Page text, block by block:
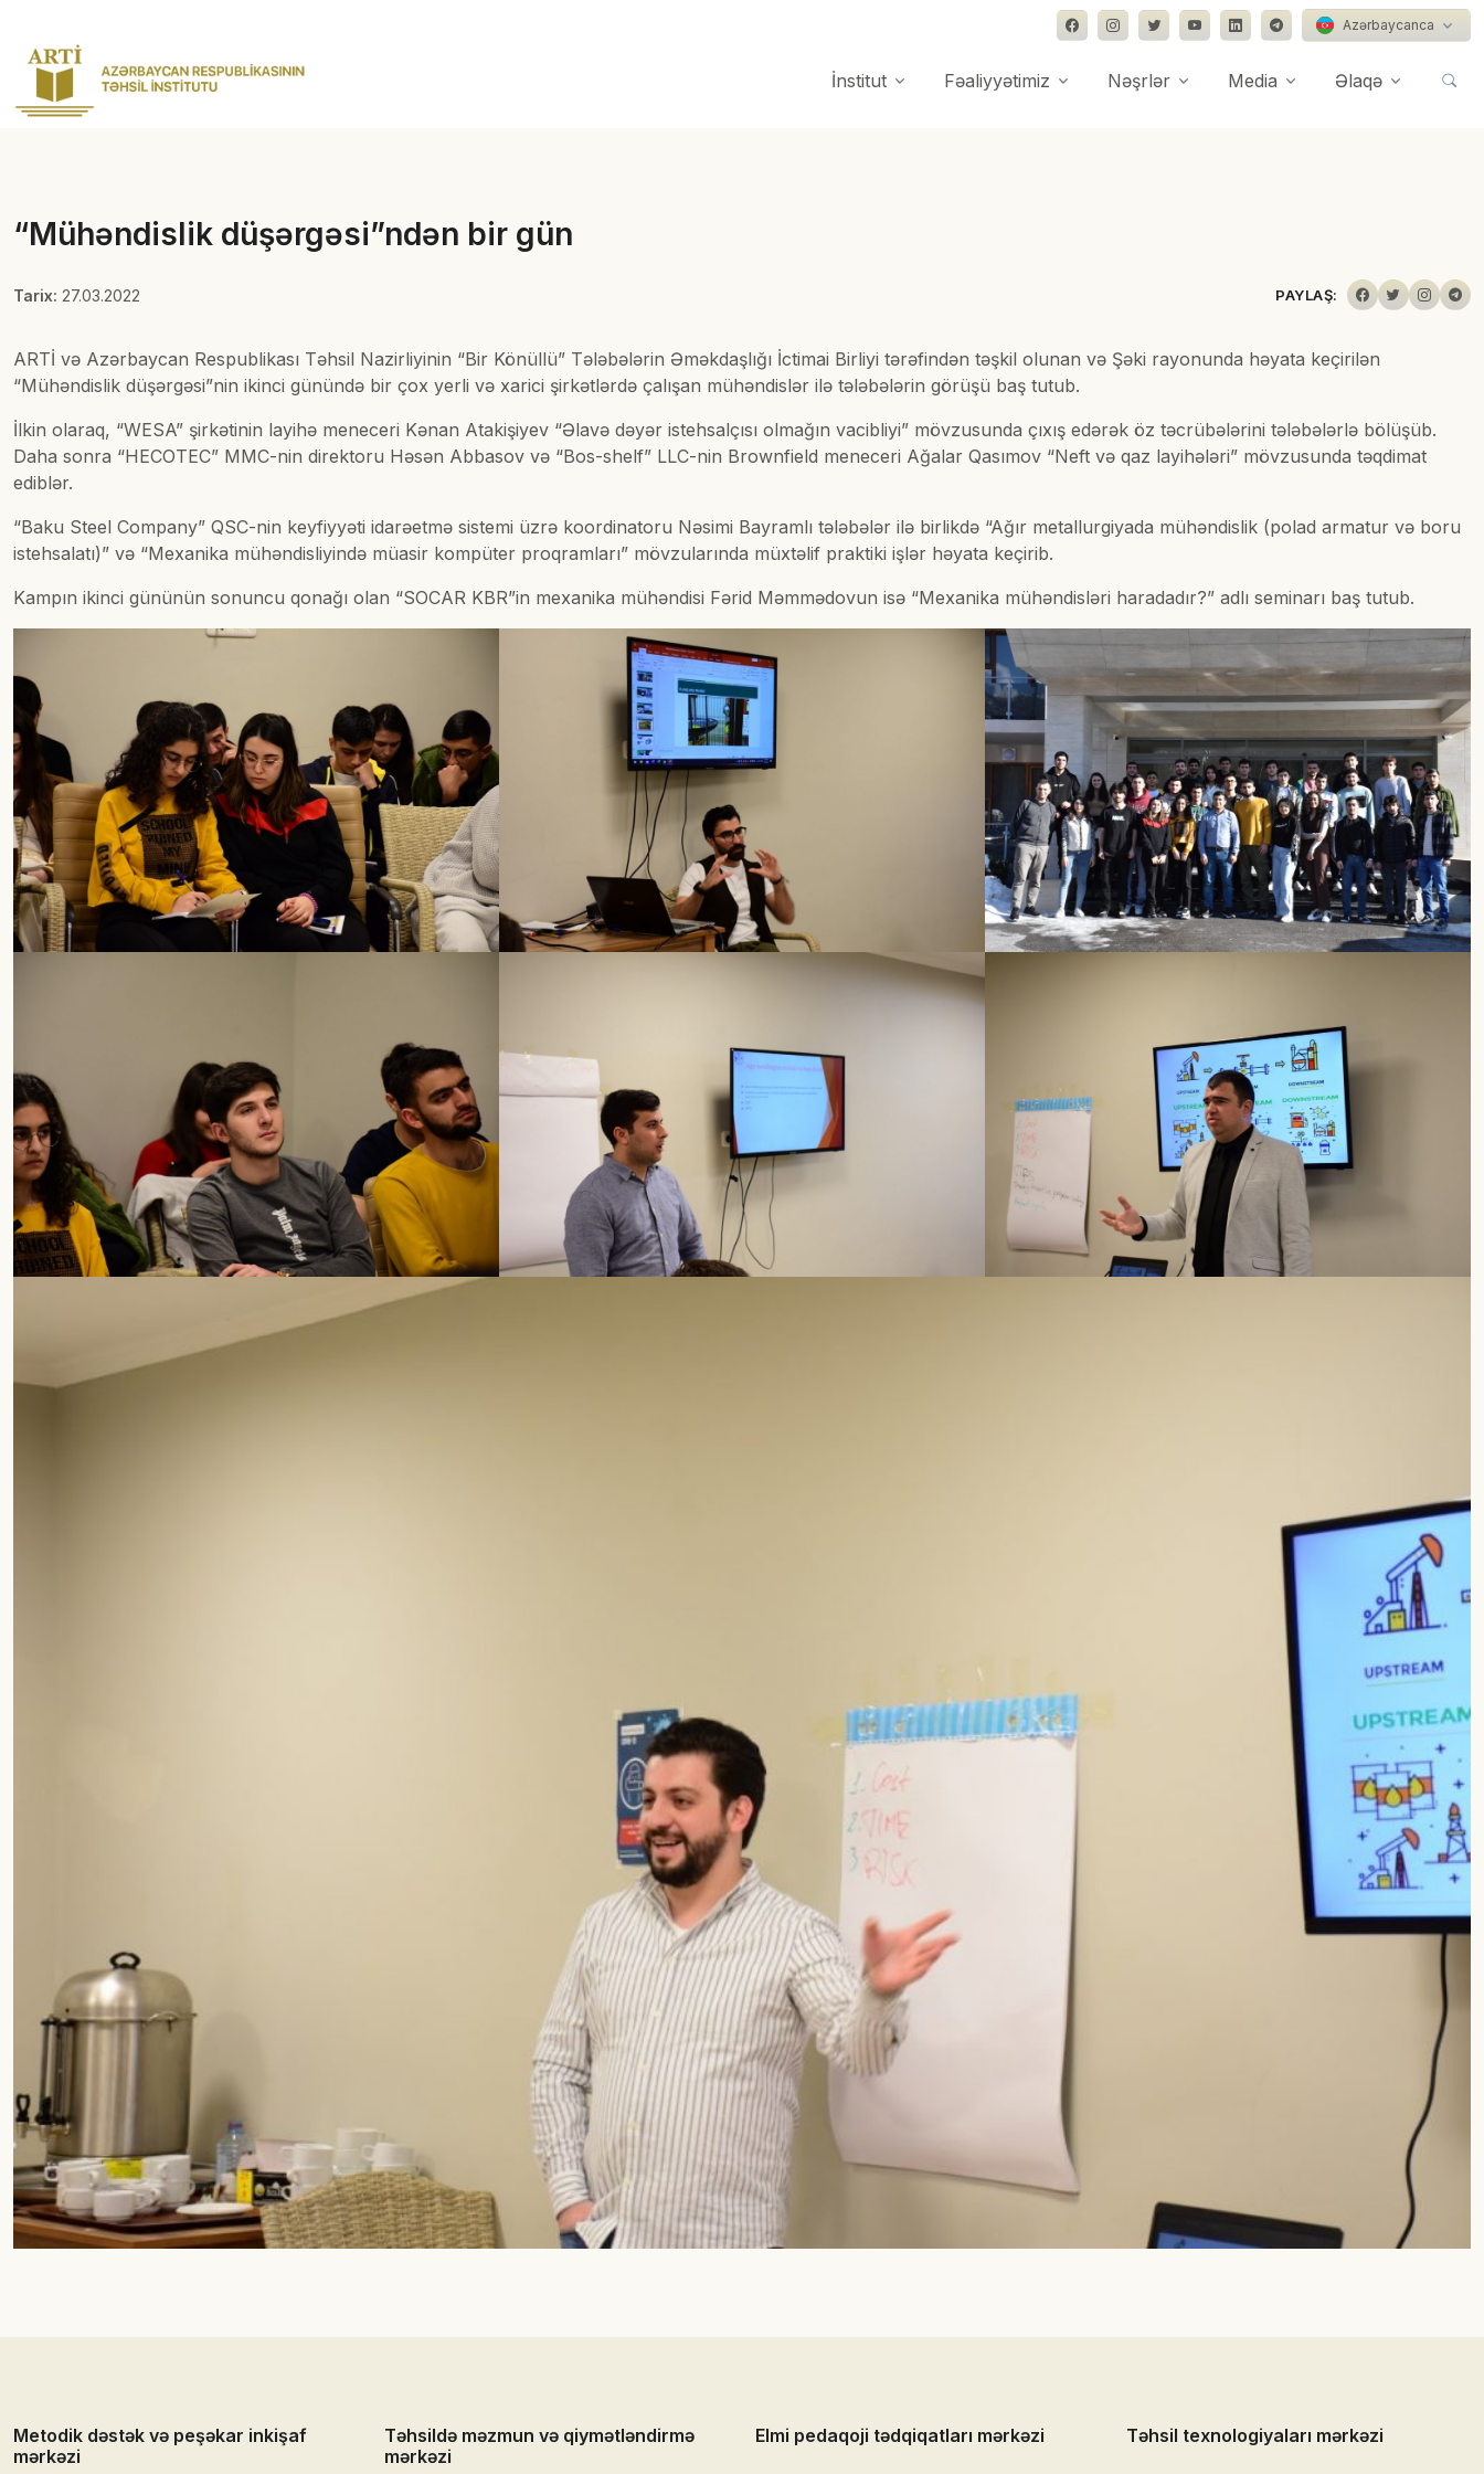
Azərbaycanca
İnstitut Fəaliyyətimiz Nəşrlər Media Əlaqə
“Mühəndislik düşərgəsi”ndən bir gün
Tarix: 27.03.2022 PAYLAŞ:
ARTİ və Azərbaycan Respublikası Təhsil Nazirliyinin “Bir Könüllü” Tələbələrin Əməkdaşlığı İctimai Birliyi tərəfindən təşkil olunan və Şəki rayonunda həyata keçirilən
“Mühəndislik düşərgəsi”nin ikinci günündə bir çox yerli və xarici şirkətlərdə çalışan mühəndislər ilə tələbələrin görüşü baş tutub.
İlkin olaraq, “WESA” şirkətinin layihə meneceri Kənan Atakişiyev “Əlavə dəyər istehsalçısı olmağın vacibliyi” mövzusunda çıxış edərək öz təcrübələrini tələbələrlə bölüşüb.
Daha sonra “HECOTEC” MMC-nin direktoru Həsən Abbasov və “Bos-shelf” LLC-nin Brownfield meneceri Ağalar Qasımov “Neft və qaz layihələri” mövzusunda təqdimat
ediblər.
“Baku Steel Company” QSC-nin keyfiyyəti idarəetmə sistemi üzrə koordinatoru Nəsimi Bayramlı tələbələr ilə birlikdə “Ağır metallurgiyada mühəndislik (polad armatur və boru
istehsalatı)” və “Mexanika mühəndisliyində müasir kompüter proqramları” mövzularında müxtəlif praktiki işlər həyata keçirib.
Kampın ikinci gününün sonuncu qonağı olan “SOCAR KBR”in mexanika mühəndisi Fərid Məmmədovun isə “Mexanika mühəndisləri haradadır?” adlı seminarı baş tutub.
Metodik dəstək və peşəkar inkişaf
mərkəzi
Təhsildə məzmun və qiymətləndirmə
mərkəzi
Elmi pedaqoji tədqiqatları mərkəzi Təhsil texnologiyaları mərkəzi